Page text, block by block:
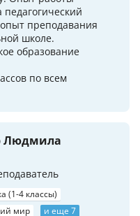
преподавания
школе.
образование
по всем
Людмила
(1-4 классы)
мир
и еще 7